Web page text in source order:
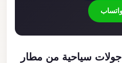
سياحية من مطار